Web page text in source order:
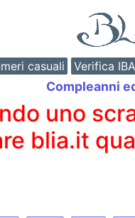
casuali Verifica
Compleanni
uno
blia.it